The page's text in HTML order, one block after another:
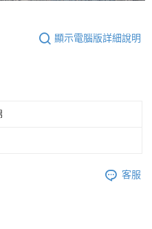
顯示電腦版詳細說明
客服